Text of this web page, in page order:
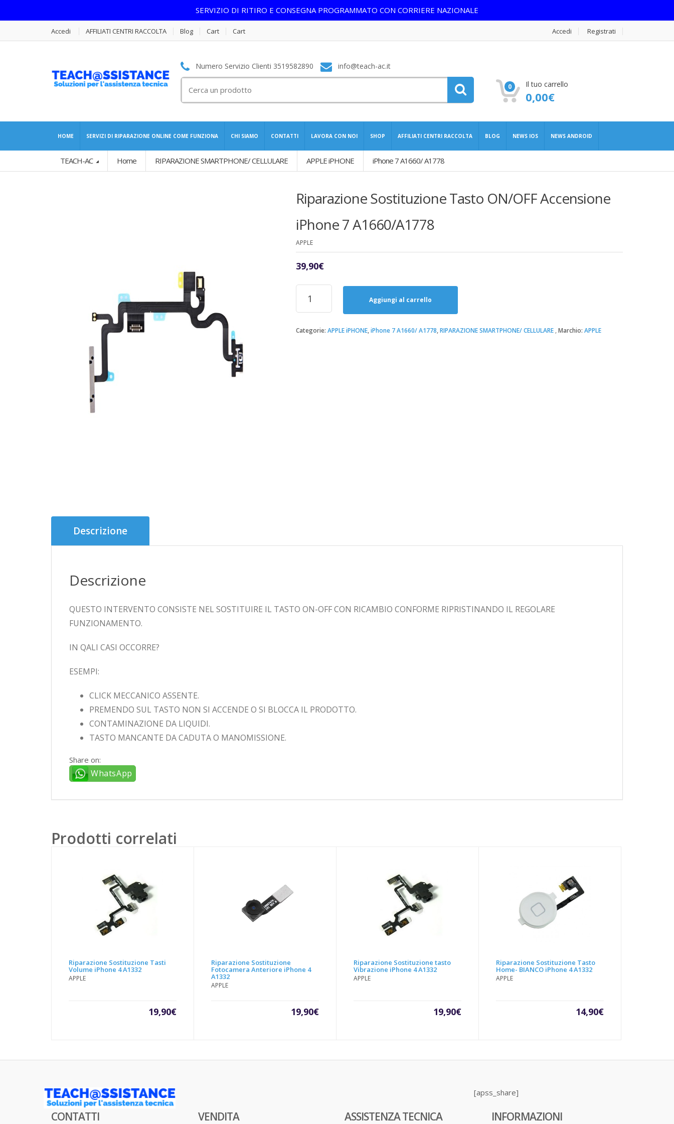
SERVIZIO DI RITIRO E CONSEGNA PROGRAMMATO CON CORRIERE NAZIONALE
Accedi AFFILIATI CENTRI RACCOLTA Blog Cart Cart Accedi Registrati
Numero Servizio Clienti 3519582890 info@teach-ac.it
per:
0 Il tuo carrello
0,00€
HOME SERVIZI DI RIPARAZIONE ONLINE COME FUNZIONA CHI SIAMO CONTATTI LAVORA CON NOI SHOP AFFILIATI CENTRI RACCOLTA BLOG NEWS IOS NEWS ANDROID
TEACH-AC Home RIPARAZIONE SMARTPHONE/ CELLULARE APPLE iPHONE iPhone 7 A1660/ A1778
Riparazione Sostituzione Tasto ON/OFF Accensione
iPhone 7 A1660/A1778
APPLE
39,90€
Riparazione
Sostituzione
Tasto
Accensione
Aggiungi al carrello
Categorie: APPLE iPHONE,iPhone 7 A1660/ A1778,RIPARAZIONE SMARTPHONE/ CELLULARE Marchio: APPLE
Descrizione
Descrizione
QUESTO INTERVENTO CONSISTE NEL SOSTITUIRE IL TASTO ON-OFF CON RICAMBIO CONFORME RIPRISTINANDO IL REGOLARE
FUNZIONAMENTO.
IN QALI CASI OCCORRE?
ESEMPI:
CLICK MECCANICO ASSENTE.
PREMENDO SUL TASTO NON SI ACCENDE O SI BLOCCA IL PRODOTTO.
CONTAMINAZIONE DA LIQUIDI.
TASTO MANCANTE DA CADUTA O MANOMISSIONE.
Share on:
WhatsApp
Prodotti correlati
Riparazione Sostituzione Tasti
Volume iPhone 4 A1332
APPLE
19,90€
Riparazione Sostituzione
Fotocamera Anteriore iPhone 4
A1332
APPLE
19,90€
Riparazione Sostituzione tasto
Vibrazione iPhone 4 A1332
APPLE
19,90€
Riparazione Sostituzione Tasto
Home- BIANCO iPhone 4 A1332
APPLE
14,90€
[apss_share]
CONTATTI VENDITA ASSISTENZA TECNICA INFORMAZIONI